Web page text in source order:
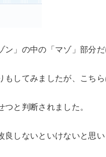
ン」の中の「マゾ」部分
もしてみましたが、こち
と判断されました。
良しないといけないと思